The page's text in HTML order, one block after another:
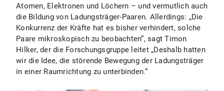
Atomen, Elektronen und Löchern – und vermutlich auch
die Bildung von Ladungsträger-Paaren. Allerdings: „Die
Konkurrenz der Kräfte hat es bisher verhindert, solche
Paare mikroskopisch zu beobachten“, sagt Timon
Hilker, der die Forschungsgruppe leitet „Deshalb hatten
wir die Idee, die störende Bewegung der Ladungsträger
in einer Raumrichtung zu unterbinden.“